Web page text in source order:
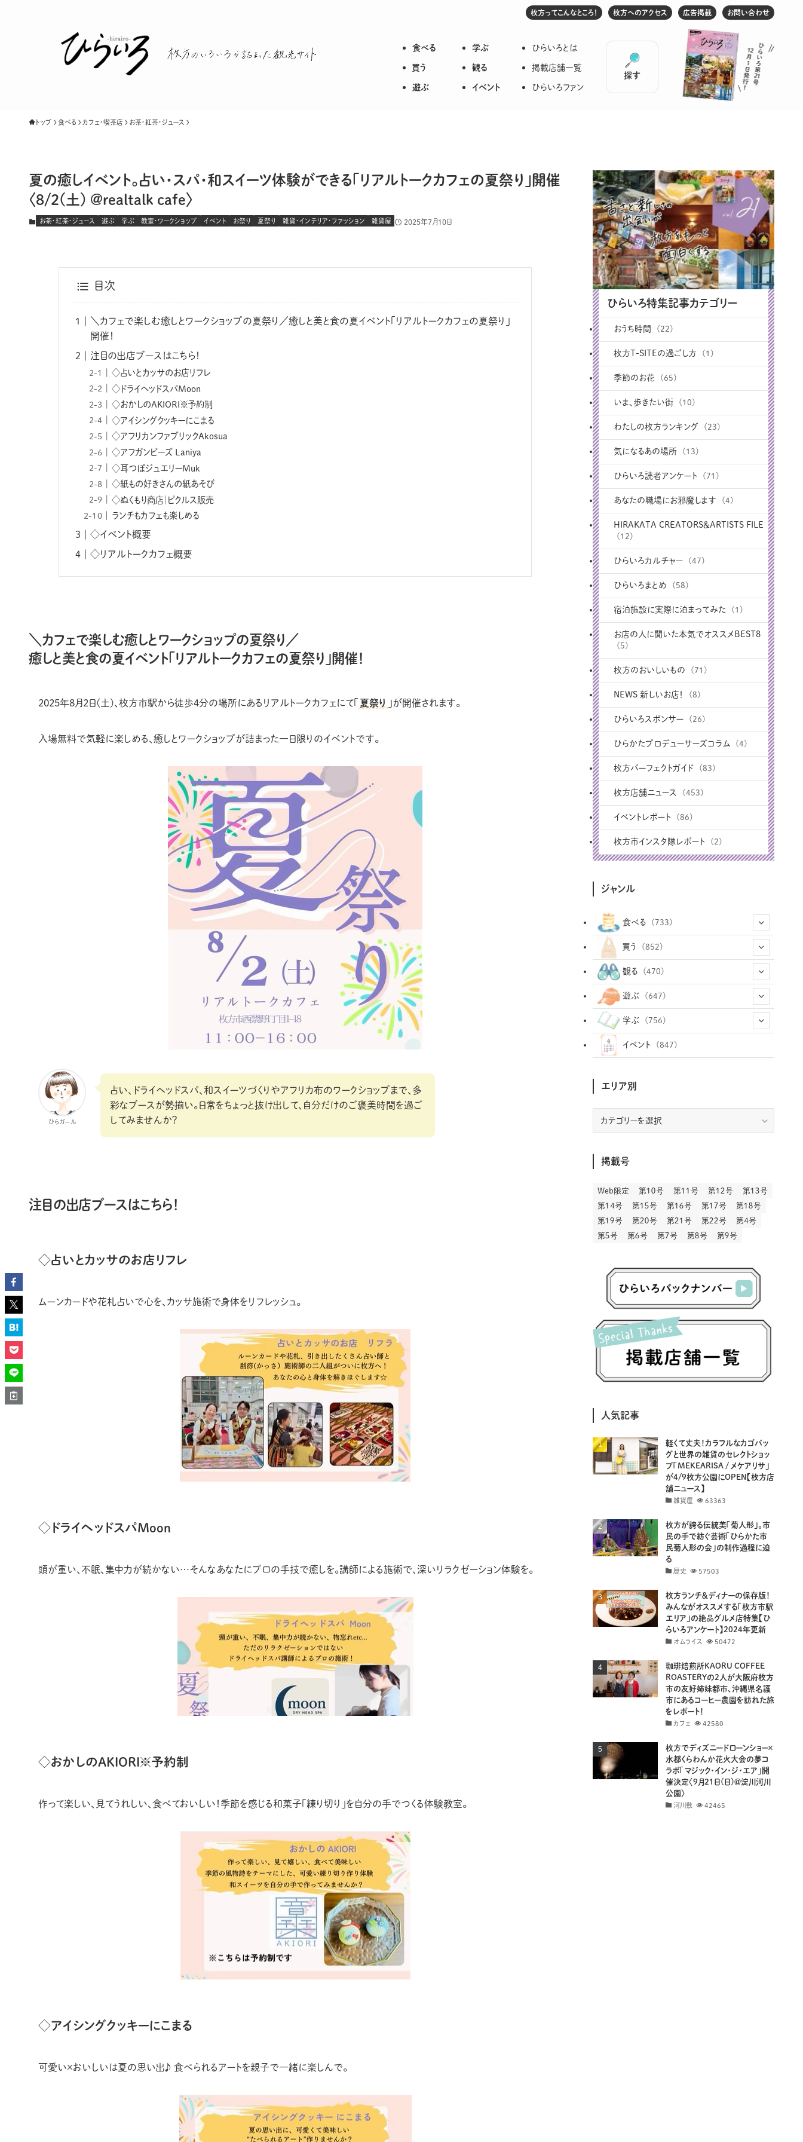
枚方のいろいろが詰まった観光サイト
食べる
買う
遊ぶ
学ぶ
観る
イベント
ひらいろとは
掲載店舗一覧
ひらいろファン
探す
枚方ってこんなところ！ 枚方へのアクセス 広告掲載 お問い合わせ
トップ 食べる カフェ・喫茶店 お茶・紅茶・ジュース
夏の癒しイベント。占い・スパ・和スイーツ体験ができる「リアルトークカフェの夏祭り」開催
〈8/2(土) @realtalk cafe〉
お茶・紅茶・ジュース 遊ぶ 学ぶ 教室・ワークショップ イベント お祭り 夏祭り 雑貨・インテリア・ファッション 雑貨屋 2025年7月10日
目次
＼カフェで楽しむ癒しとワークショップの夏祭り／癒しと美と食の夏イベント「リアルトークカフェの夏祭り」
開催！
注目の出店ブースはこちら！
◇占いとカッサのお店リフレ
◇ドライヘッドスパMoon
◇おかしのAKIORI※予約制
◇アイシングクッキーにこまる
◇アフリカンファブリックAkosua
◇アフガンビーズ Laniya
◇耳つぼジュエリーMuk
◇紙もの好きさんの紙あそび
◇ぬくもり商店｜ピクルス販売
ランチもカフェも楽しめる
◇イベント概要
◇リアルトークカフェ概要
＼カフェで楽しむ癒しとワークショップの夏祭り／
癒しと美と食の夏イベント「リアルトークカフェの夏祭り」開催！
2025年8月2日(土)、枚方市駅から徒歩4分の場所にあるリアルトークカフェにて「 夏祭り 」が開催されます。
入場無料で気軽に楽しめる、癒しとワークショップが詰まった一日限りのイベントです。
ひらガール
占い、ドライヘッドスパ、和スイーツづくりやアフリカ布のワークショップまで、多
彩なブースが勢揃い。日常をちょっと抜け出して、自分だけのご褒美時間を過ご
してみませんか？
注目の出店ブースはこちら！
◇占いとカッサのお店リフレ
ムーンカードや花札占いで心を、カッサ施術で身体をリフレッシュ。
◇ドライヘッドスパMoon
頭が重い、不眠、集中力が続かない…そんなあなたにプロの手技で癒しを。講師による施術で、深いリラクゼーション体験を。
◇おかしのAKIORI※予約制
作って楽しい、見てうれしい、食べておいしい！季節を感じる和菓子「練り切り」を自分の手でつくる体験教室。
◇アイシングクッキーにこまる
可愛い×おいしいは夏の思い出♪ 食べられるアートを親子で一緒に楽しんで。
ひらいろ特集記事カテゴリー
おうち時間 (22)
枚方T-SITEの過ごし方 (1)
季節のお花 (65)
いま、歩きたい街 (10)
わたしの枚方ランキング (23)
気になるあの場所 (13)
ひらいろ読者アンケート (71)
あなたの職場にお邪魔します (4)
HIRAKATA CREATORS＆ARTISTS FILE
(12)
ひらいろカルチャー (47)
ひらいろまとめ (58)
宿泊施設に実際に泊まってみた (1)
お店の人に聞いた本気でオススメBEST8
(5)
枚方のおいしいもの (71)
NEWS 新しいお店！ (8)
ひらいろスポンサー (26)
ひらかたプロデューサーズコラム (4)
枚方パーフェクトガイド (83)
枚方店舗ニュース (453)
イベントレポート (86)
枚方市インスタ隊レポート (2)
ジャンル
食べる (733)
(12)
(36)
(9)
(33) (296)
(45)
(164)
(45)
(68)
(2)
(7)
(57)
(71)
(400)
(5)
(24)
(12)
(25)
(14)
(26)
(77)
(6)
(8)
(3)
(8)
(8)
(45)
(8)
(41)
(103)
(4)
(30)
(29)
(18)
買う (852)
(456)
(24)
(77)
(151)
(2)
(140)
観る (470)
(34)
(72)
(34)
(23) (83)
(44)
遊ぶ (647)
(14)
(9)
(29)
(1)
(2)
(1)
(5)
(50)
(30)
(2)
(20)
(17)
(5)
(78)
(52)
(3)
(12)
(333)
(23)
(85)
(29)
(72)
(30)
(7)
(19)
学ぶ (756)
(102)
(17)
(22)
(20)
(2)
(244)
(20)
イベント (847)
エリア別
別
掲載号
Web限定 第１０号 第１１号 第１２号
第１３号
第１４号
第１５号 第１６号 第１７号
第１８号
第１９号
第２０号 第２１号 第２２号
第４号
第５号
第６号 第７号 第８号 第９号
人気記事
軽くて丈夫！カラフルなカゴバッ
グと世界の雑貨のセレクトショッ
プ「MEKEARISA / メケアリサ」
が4/9枚方公園にOPEN【枚方店
舗ニュース】
雑貨屋 63363
枚方が誇る伝統美「菊人形」。市
民の手で紡ぐ芸術「ひらかた市
民菊人形の会」の制作過程に迫
る
歴史 57503
枚方ランチ＆ディナーの保存版！
みんながオススメする「枚方市駅
エリア」の絶品グルメ店特集【ひ
らいろアンケート】2024年更新
オムライス 50472
珈琲焙煎所KAORU COFFEE
ROASTERYの2人が大阪府枚方
市の友好姉妹都市、沖縄県名護
市にあるコーヒー農園を訪れた旅
をレポート！
カフェ 42580
枚方でディズニードローンショー×
水都くらわんか花火大会の夢コ
ラボ「マジック・イン・ジ・エア」開
催決定〈9月21日(日)＠淀川河川
公園〉
河川敷 42465